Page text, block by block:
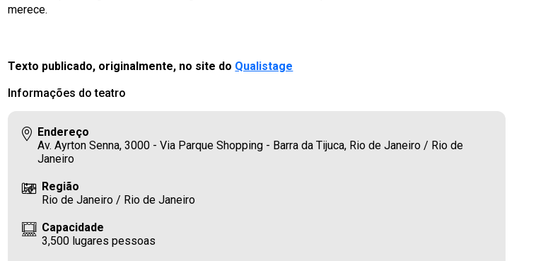
merece.
Texto publicado, originalmente, no site do Qualistage
Informações do teatro
Endereço
Av. Ayrton Senna, 3000 - Via Parque Shopping - Barra da Tijuca, Rio de Janeiro / Rio de
Janeiro
Região
Rio de Janeiro / Rio de Janeiro
Capacidade
3,500 lugares pessoas